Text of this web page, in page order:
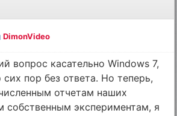
DimonVideo
вопрос касательно Windows 7,
пор без ответа. Но теперь,
отчетам наших
собственным экспериментам, я